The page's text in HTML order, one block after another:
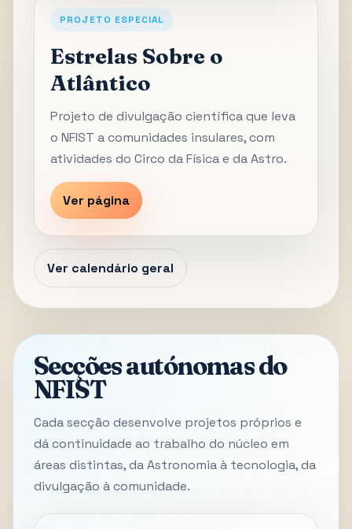
PROJETO ESPECIAL
Estrelas Sobre o
Atlântico
Projeto de divulgação científica que leva
o NFIST a comunidades insulares, com
atividades do Circo da Física e da Astro.
Ver página
Ver calendário geral
Secções autónomas do
NFIST
Cada secção desenvolve projetos próprios e
dá continuidade ao trabalho do núcleo em
áreas distintas, da Astronomia à tecnologia, da
divulgação à comunidade.